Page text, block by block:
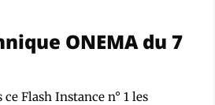
ONEMA du 7
Flash Instance n° 1 les